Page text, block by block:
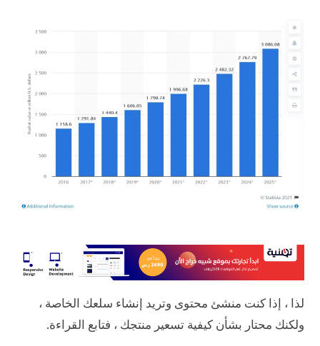
لذا ، إذا كنت منشئ محتوى وتريد إنشاء سلعك الخاصة ،
ولكنك محتار بشأن كيفية تسعير منتجك ، فتابع القراءة.